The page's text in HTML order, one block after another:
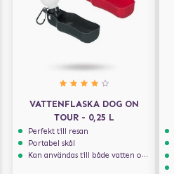
VATTENFLASKA DOG ON
TOUR - 0,25 L
Perfekt till resan
Portabel skål
Kan användas till både vatten och mat